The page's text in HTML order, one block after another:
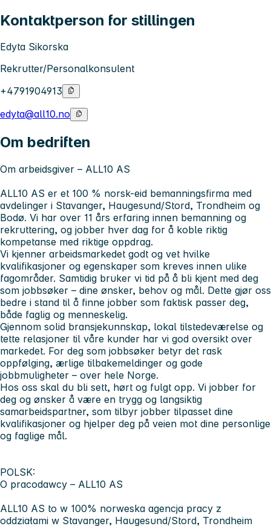
Kontaktperson for stillingen
Edyta Sikorska
Rekrutter/Personalkonsulent
+4791904913
edyta@all10.no
Om bedriften
Om arbeidsgiver – ALL10 AS
ALL10 AS er et 100 % norsk-eid bemanningsfirma med
avdelinger i Stavanger, Haugesund/Stord, Trondheim og
Bodø. Vi har over 11 års erfaring innen bemanning og
rekruttering, og jobber hver dag for å koble riktig
kompetanse med riktige oppdrag.
Vi kjenner arbeidsmarkedet godt og vet hvilke
kvalifikasjoner og egenskaper som kreves innen ulike
fagområder. Samtidig bruker vi tid på å bli kjent med deg
som jobbsøker – dine ønsker, behov og mål. Dette gjør oss
bedre i stand til å finne jobber som faktisk passer deg,
både faglig og menneskelig.
Gjennom solid bransjekunnskap, lokal tilstedeværelse og
tette relasjoner til våre kunder har vi god oversikt over
markedet. For deg som jobbsøker betyr det rask
oppfølging, ærlige tilbakemeldinger og gode
jobbmuligheter – over hele Norge.
Hos oss skal du bli sett, hørt og fulgt opp. Vi jobber for
deg og ønsker å være en trygg og langsiktig
samarbeidspartner, som tilbyr jobber tilpasset dine
kvalifikasjoner og hjelper deg på veien mot dine personlige
og faglige mål.
POLSK:
O pracodawcy – ALL10 AS
ALL10 AS to w 100% norweska agencja pracy z
oddziałami w Stavanger, Haugesund/Stord, Trondheim